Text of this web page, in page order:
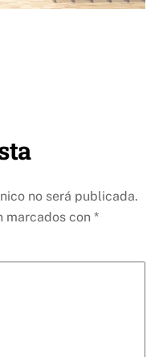
no será publicada.
marcados con*